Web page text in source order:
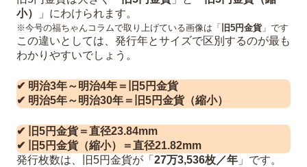
小）
」にわけられます。
※今号の福ちゃんコラムで取り上げている画像は「 旧5円金貨」です
この違いとしては、発行年とサイズで区別するのが最も
わかりやすいでしょう。
✔ 明治3年～明治4年＝旧5円金貨
✔ 明治5年～明治30年＝旧5円金貨（縮小）
✔ 旧5円金貨＝直径23.84mm
✔ 旧5円金貨（縮小）＝直径21.82mm
発行枚数は、旧5円金貨が「 27万3,536枚／年 」です。